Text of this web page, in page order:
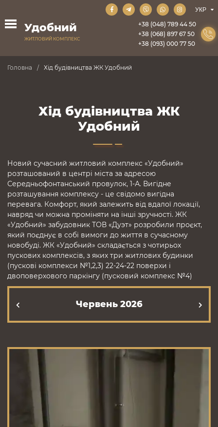
Удобний
ЖИТЛОВИЙ КОМПЛЕКС
+38 (048) 789 44 50
+38 (068) 897 67 50
+38 (093) 000 77 50
Головна Хід будівництва ЖК Удобний
Хід будівництва ЖК
Удобний
Новий сучасний житловий комплекс «Удобний»
розташований в центрі міста за адресою
Середньофонтанський провулок, 1-А. Вигідне
розташування комплексу - це свідомо вигідна
перевага. Комфорт, який залежить від вдалої локації,
навряд чи можна проміняти на інші зручності. ЖК
«Удобний» забудовник ТОВ «Дуэт» розробили проєкт,
який поєднує в собі вимоги до життя в сучасному
новобуді. ЖК «Удобний» складається з чотирьох
пускових комплексів, з яких три житлових будинки
(пускові комплекси №1,2,3) 22-24-22 поверхи і
двоповерхового паркінгу (пусковий комплекс №4)
Червень 2026